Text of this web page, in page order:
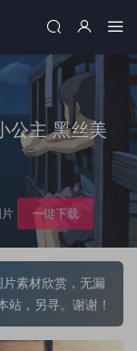
公主 黑丝美
一键下载
素材欣赏，无漏
站，另寻。谢谢！